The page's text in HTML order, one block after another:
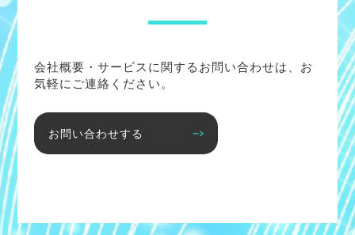
会社概要・サービスに関するお問い合わせは、お
気軽にご連絡ください。
お問い合わせする